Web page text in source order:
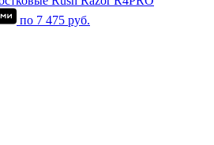
по 7 475 руб.